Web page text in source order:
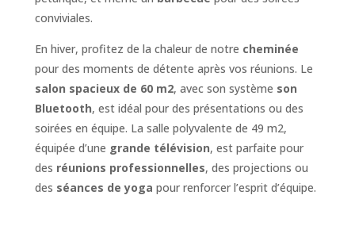
conviviales.
En hiver, profitez de la chaleur de notre cheminée
pour des moments de détente après vos réunions. Le
salon spacieux de 60 m2, avec son système son
Bluetooth, est idéal pour des présentations ou des
soirées en équipe. La salle polyvalente de 49 m2,
équipée d’une grande télévision, est parfaite pour
des réunions professionnelles, des projections ou
des séances de yoga pour renforcer l’esprit d’équipe.